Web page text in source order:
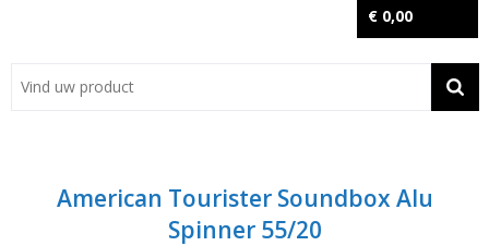
€ 0,00
Contact
Wil je snel een advies? Bel nu 053-7920045 of 06-55731304
American Tourister Soundbox Alu
Spinner 55/20